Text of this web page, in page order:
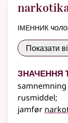
іменник
Показати
Значення
rusmiddel;
jamfør